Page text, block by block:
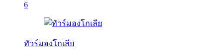
6
ทัวร์มองโกเลีย